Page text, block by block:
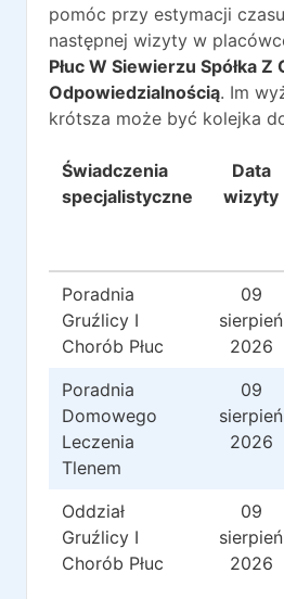
pomóc przy estymacji
następnej wizyty w
Płuc W Siewierzu Spółka
Odpowiedzialnością. Im
krótsza może być kolejka
Świadczenia
specjalistyczne
Data
wizyty
Poradnia
Gruźlicy I
Chorób Płuc
09
sierpień
2026
Poradnia
Domowego
Leczenia
Tlenem
09
sierpień
2026
Oddział
Gruźlicy I
Chorób Płuc
09
sierpień
2026